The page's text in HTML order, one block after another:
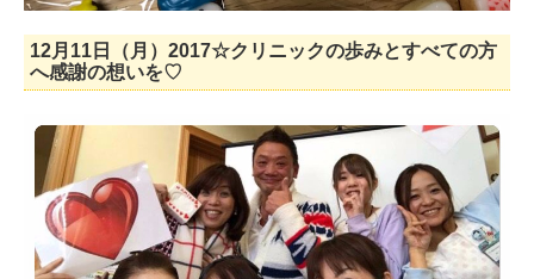
12月11日（月）2017☆クリニックの歩みとすべての方
へ感謝の想いを♡